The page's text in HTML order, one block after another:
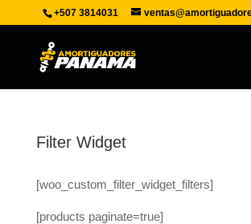
+507 3814031
Filter Widget
[woo_custom_filter_widget_filters]
[products paginate=true]